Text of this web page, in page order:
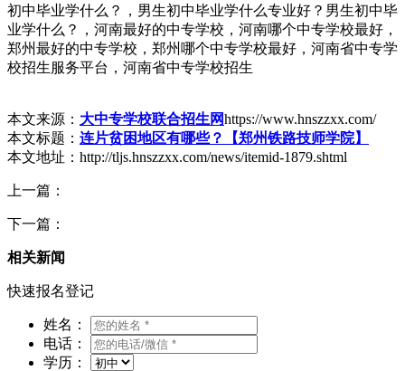
初中毕业学什么？，男生初中毕业学什么专业好？男生初中毕
业学什么？，河南最好的中专学校，河南哪个中专学校最好，
郑州最好的中专学校，郑州哪个中专学校最好，河南省中专学
校招生服务平台，河南省中专学校招生
本文来源： 大中专学校联合招生网https://www.hnszzxx.com/
本文标题： 连片贫困地区有哪些？【郑州铁路技师学院】
本文地址：http://tljs.hnszzxx.com/news/itemid-1879.shtml
上一篇：
下一篇：
相关新闻
快速报名登记
姓名：
电话：
学历：